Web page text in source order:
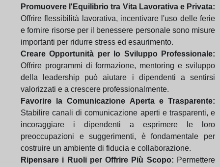
Promuovere l'Equilibrio tra Vita Lavorativa e Privata:
Offrire flessibilità lavorativa, incentivare l'uso delle ferie
e fornire risorse per il benessere personale sono misure
importanti per ridurre stress ed esaurimento.
Creare Opportunità per lo Sviluppo Professionale:
Offrire programmi di formazione, mentoring e sviluppo
della leadership può aiutare i dipendenti a sentirsi
valorizzati e a crescere professionalmente.
Favorire la Comunicazione Aperta e Trasparente:
Stabilire canali di comunicazione aperti e trasparenti, e
incoraggiare i dipendenti a esprimere le loro
preoccupazioni e suggerimenti, è fondamentale per
costruire un ambiente di fiducia e collaborazione.
Ripensare i Ruoli per Offrire Più Scopo: Permettere